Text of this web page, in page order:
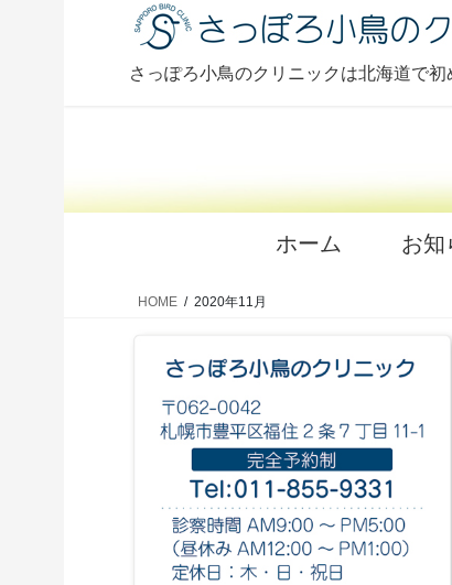
さっぽろ小鳥のクリニックは北海道で
ホーム お知
HOME 2020年11月